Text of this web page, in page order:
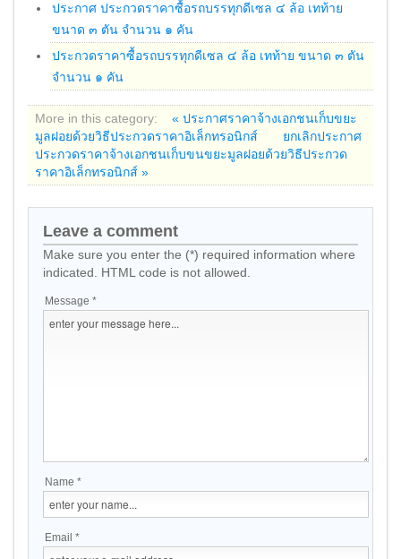
ประกาศ ประกวดราคาซื้อรถบรรทุกดีเซล ๔ ล้อ เทท้าย
ขนาด ๓ ตัน จำนวน ๑ คัน
ประกวดราคาซื้อรถบรรทุกดีเซล ๔ ล้อ เทท้าย ขนาด ๓ ตัน
จำนวน ๑ คัน
More in this category:
« ประกาศราคาจ้างเอกชนเก็บขยะ
มูลฝอยด้วยวิธีประกวดราคาอิเล็กทรอนิกส์
ยกเลิกประกาศ
ประกวดราคาจ้างเอกชนเก็บขนขยะมูลฝอยด้วยวิธีประกวด
ราคาอิเล็กทรอนิกส์ »
Leave a comment
Make sure you enter the (*) required information where
indicated. HTML code is not allowed.
Message *
Name *
Email *